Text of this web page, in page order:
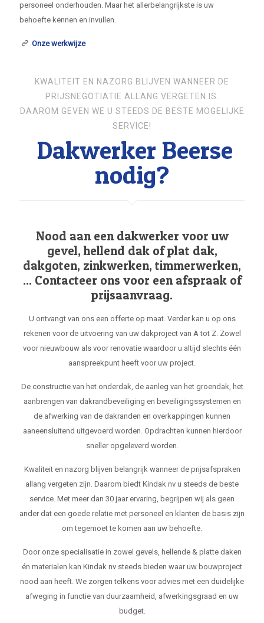
personeel onderhouden. Maar het allerbelangrijkste is uw
behoefte kennen en invullen.
Onze werkwijze
KWALITEIT EN NAZORG BLIJVEN WANNEER DE
PRIJSNEGOTIATIE ALLANG VERGETEN IS.
DAAROM GEVEN WE U STEEDS DE BESTE MOGELIJKE
SERVICE!
Dakwerker Beerse
nodig?
Nood aan een dakwerker voor uw
gevel, hellend dak of plat dak,
dakgoten, zinkwerken, timmerwerken,
... Contacteer ons voor een afspraak of
prijsaanvraag.
U ontvangt van ons een offerte op maat. Verder kan u op ons
rekenen voor de uitvoering van uw dakproject van A tot Z. Zowel
voor nieuwbouw als voor renovatie waardoor u altijd slechts één
aanspreekpunt heeft voor uw project.
De constructie van het onderdak, de aanleg van het groendak, het
aanbrengen van dakrandbeveiliging en beveiligingssystemen en
de afwerking van de dakranden en overkappingen kunnen
aaneensluitend uitgevoerd worden. Opdrachten kunnen hierdoor
sneller opgeleverd worden.
Kwaliteit en nazorg blijven belangrijk wanneer de prijsafspraken
allang vergeten zijn. Daarom biedt Kindak nv u steeds de beste
service. Met meer dan 30 jaar ervaring, begrijpen wij als geen
ander dat een goede relatie met personeel en klanten de basis zijn
om tegemoet te komen aan uw behoefte.
Door onze specialisatie in zowel gevels, hellende & platte daken
én materialen kan Kindak nv steeds bieden waar uw bouwproject
nood aan heeft. We zorgen telkens voor advies met een duidelijke
afweging in functie van duurzaamheid, afwerkingsgraad en uw
budget.